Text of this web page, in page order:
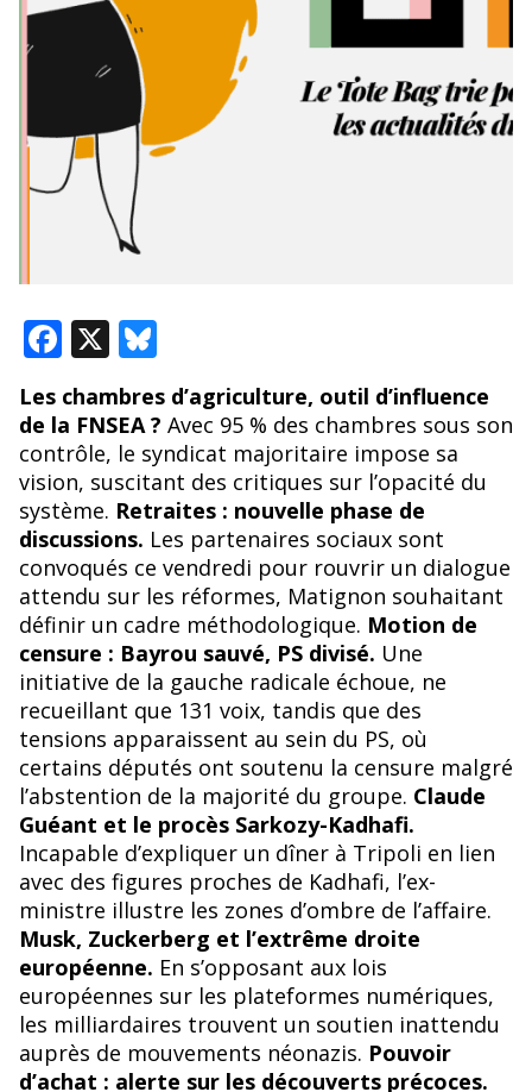
F
ac
e
b
o
o
k
X Bl
u
e
sk
y
Les chambres d’agriculture, outil d’influence
de la FNSEA ? Avec 95 % des chambres sous son
contrôle, le syndicat majoritaire impose sa
vision, suscitant des critiques sur l’opacité du
système. Retraites : nouvelle phase de
discussions. Les partenaires sociaux sont
convoqués ce vendredi pour rouvrir un dialogue
attendu sur les réformes, Matignon souhaitant
définir un cadre méthodologique. Motion de
censure : Bayrou sauvé, PS divisé. Une
initiative de la gauche radicale échoue, ne
recueillant que 131 voix, tandis que des
tensions apparaissent au sein du PS, où
certains députés ont soutenu la censure malgré
l’abstention de la majorité du groupe. Claude
Guéant et le procès Sarkozy-Kadhafi.
Incapable d’expliquer un dîner à Tripoli en lien
avec des figures proches de Kadhafi, l’ex-
ministre illustre les zones d’ombre de l’affaire.
Musk, Zuckerberg et l’extrême droite
européenne. En s’opposant aux lois
européennes sur les plateformes numériques,
les milliardaires trouvent un soutien inattendu
auprès de mouvements néonazis. Pouvoir
d’achat : alerte sur les découverts précoces.